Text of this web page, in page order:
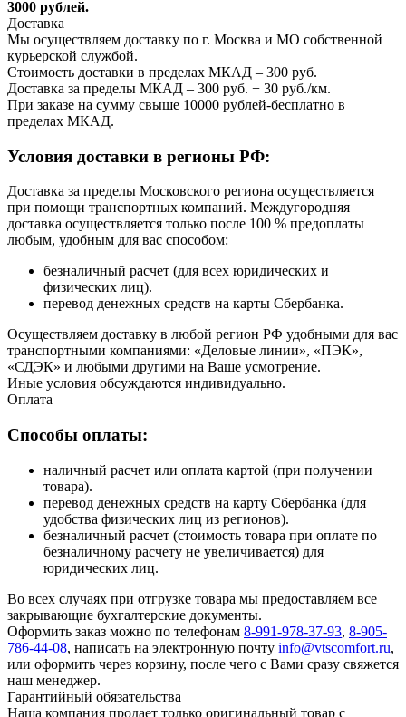
3000 рублей.
Доставка
Мы осуществляем доставку по г. Москва и МО собственной
курьерской службой.
Стоимость доставки в пределах МКАД – 300 руб.
Доставка за пределы МКАД – 300 руб. + 30 руб./км.
При заказе на сумму свыше 10000 рублей-бесплатно в
пределах МКАД.
Условия доставки в регионы РФ:
Доставка за пределы Московского региона осуществляется
при помощи транспортных компаний. Междугородняя
доставка осуществляется только после 100 % предоплаты
любым, удобным для вас способом:
безналичный расчет (для всех юридических и
физических лиц).
перевод денежных средств на карты Сбербанка.
Осуществляем доставку в любой регион РФ удобными для вас
транспортными компаниями: «Деловые линии», «ПЭК»,
«СДЭК» и любыми другими на Ваше усмотрение.
Иные условия обсуждаются индивидуально.
Оплата
Способы оплаты:
наличный расчет или оплата картой (при получении
товара).
перевод денежных средств на карту Сбербанка (для
удобства физических лиц из регионов).
безналичный расчет (стоимость товара при оплате по
безналичному расчету не увеличивается) для
юридических лиц.
Во всех случаях при отгрузке товара мы предоставляем все
закрывающие бухгалтерские документы.
Оформить заказ можно по телефонам 8-991-978-37-93, 8-905-
786-44-08, написать на электронную почту info@vtscomfort.ru,
или оформить через корзину, после чего с Вами сразу свяжется
наш менеджер.
Гарантийный обязательства
Наша компания продает только оригинальный товар с